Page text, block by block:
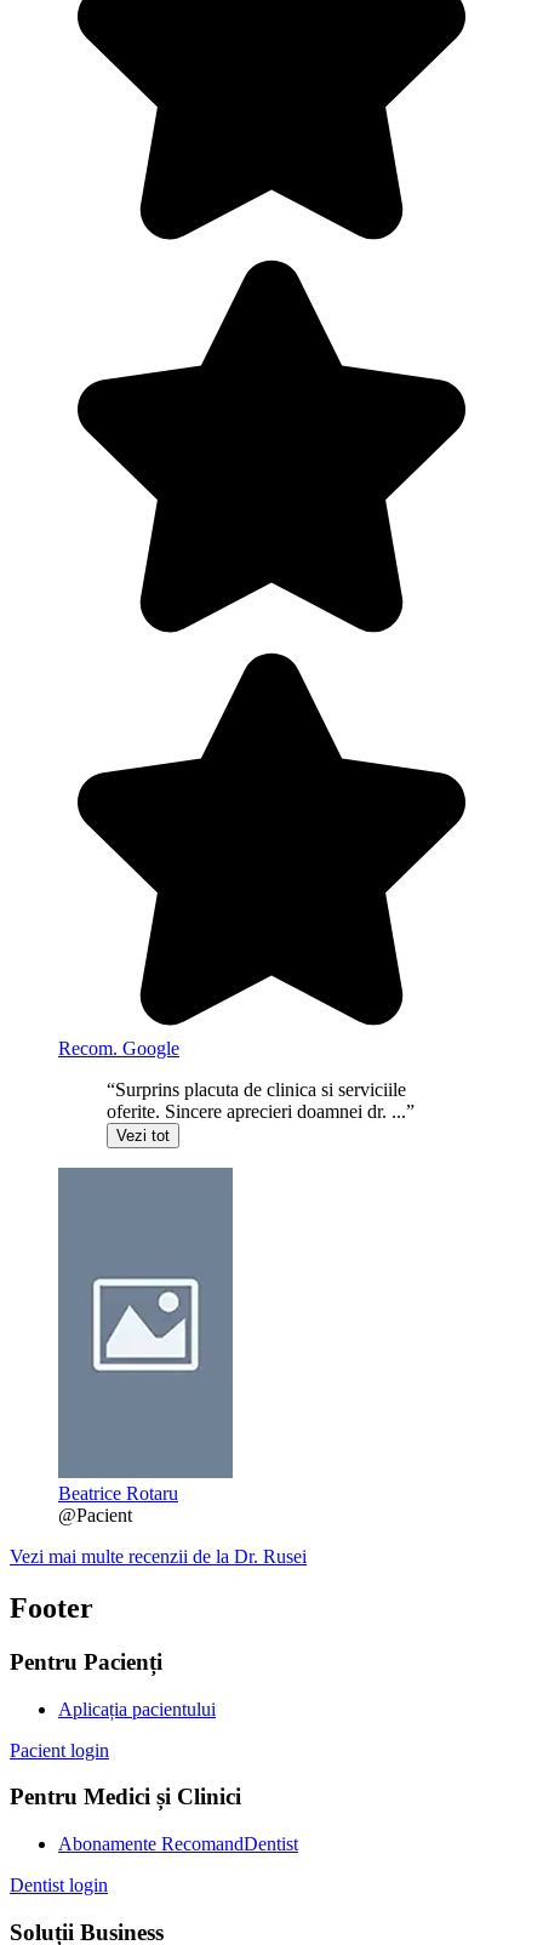
Recom. Google
“Surprins placuta de clinica si serviciile
oferite. Sincere aprecieri doamnei dr. ...”
Vezi tot
Beatrice Rotaru
@Pacient
Vezi mai multe recenzii de la Dr. Rusei
Footer
Pentru Pacienți
Aplicația pacientului
Pacient login
Pentru Medici și Clinici
Abonamente RecomandDentist
Dentist login
Soluții Business